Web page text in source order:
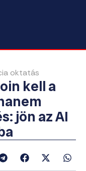
kell a
jön az AI